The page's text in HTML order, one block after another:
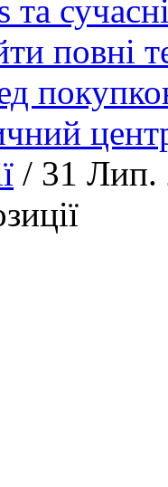
повні
/ 31 Лип.